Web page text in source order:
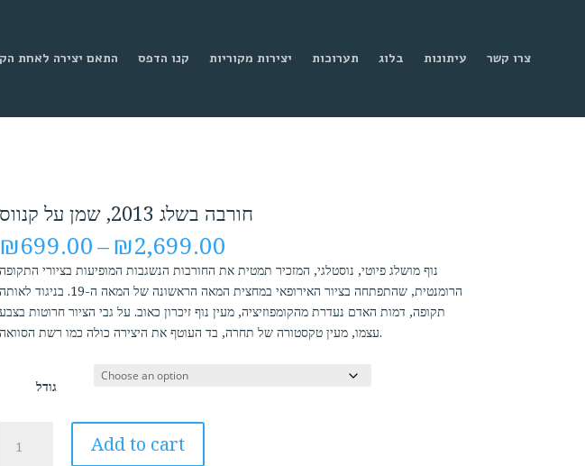
התאם יצירה לאחת קנו הדפס יצירות מקוריות תערוכות בלוג עיתונות צרו קשר
חורבה בשלג 2013, שמן על קנווס
₪699.00–₪2,699.00
range:
₪699.00
through
₪2,699.00
נוף מושלג פיוטי, נוסטלגי, המזכיר תמטית את החורבות הנשגבות המופיעות בציורי התקופה
הרומנטית, שהתפתחה בציור האירופאי במחצית המאה הראשונה של המאה ה-19. בניגוד לאותה
תקופה, דמות האדם נעדרת מהקומפוזיציה, מעין נוף זיכרון כאוב. על גבי הציור חרוטות בצבע
עצמו, מעין טקסטורה של תחרה, בד העוטף את היצירה כולה כמו רשת הסוואה.
גודל
בשלג
Add to cart